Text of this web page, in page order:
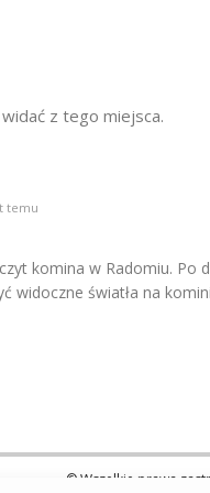
z tego miejsca.
temu
komina w Radomiu. Po
widoczne światła na
© Wszelkie prawa